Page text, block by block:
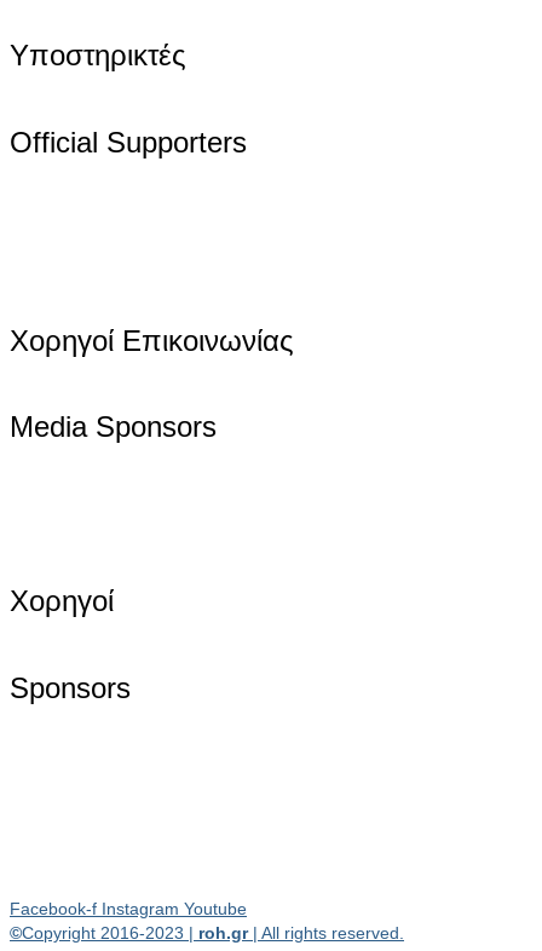
Υποστηρικτές
Official Supporters
Χορηγοί Επικοινωνίας
Media Sponsors
Χορηγοί
Sponsors
Facebook-f Instagram Youtube
©Copyright 2016-2023 | roh.gr | All rights reserved.